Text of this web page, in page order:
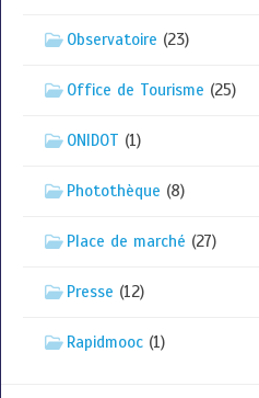
Observatoire (23)
Office de Tourisme (25)
ONIDOT (1)
Photothèque (8)
Place de marché (27)
Presse (12)
Rapidmooc (1)